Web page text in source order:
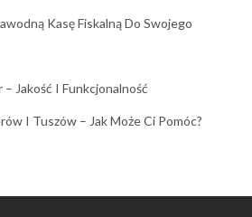
Kasę Fiskalną Do Swojego
Jakość I Funkcjonalność
I Tuszów – Jak Może Ci Pomóc?